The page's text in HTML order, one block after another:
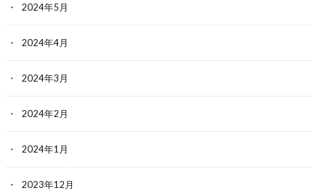
2024年5月
2024年4月
2024年3月
2024年2月
2024年1月
2023年12月